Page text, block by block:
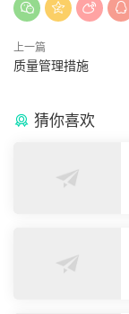
上一篇
质量管理措施
猜你喜欢